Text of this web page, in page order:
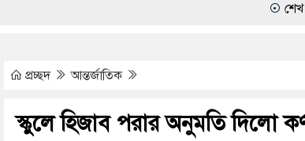
শেখ
প্রচ্ছদ আন্তর্জাতিক
স্কুলে হিজাব পরার অনুমতি দিলো